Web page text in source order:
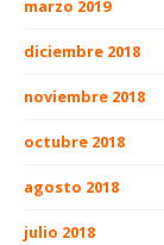
marzo 2019
diciembre 2018
noviembre 2018
octubre 2018
agosto 2018
julio 2018